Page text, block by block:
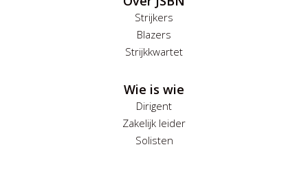
Strijkers
Blazers
Strijkkwartet
Wie is wie
Dirigent
Zakelijk leider
Solisten